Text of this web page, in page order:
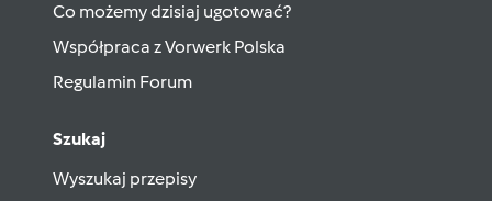
Co możemy dzisiaj ugotować?
Współpraca z Vorwerk Polska
Regulamin Forum
Szukaj
Wyszukaj przepisy